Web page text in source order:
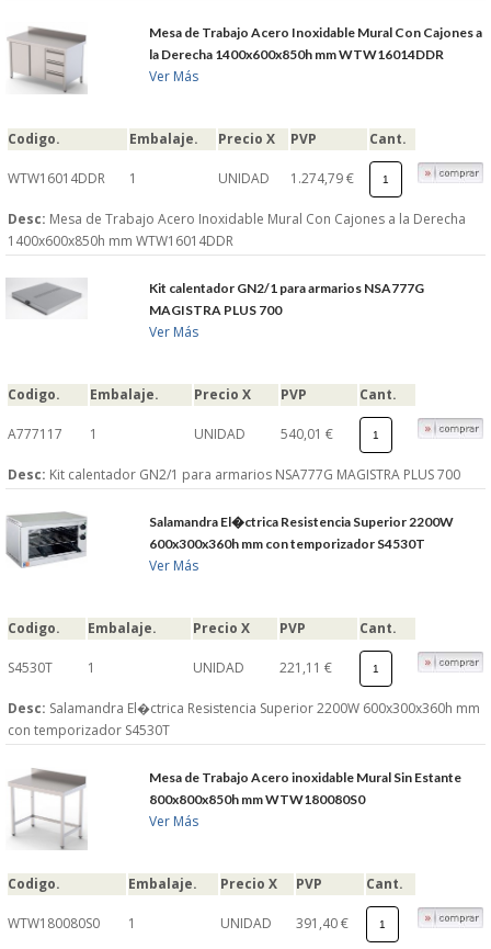
AVISO LEGAL
NOTICIAS
S�GUENOS EN
FACEBOOK
TWITTER
TODOS LOS DERECHOS RESERVADOS
Mesa de Trabajo Acero Inoxidable Mural Con Cajones a
la Derecha 1400x600x850h mm WTW16014DDR
Ver Más
Codigo. Embalaje. Precio X PVP Cant.
WTW16014DDR 1 UNIDAD 1.274,79 €
Desc: Mesa de Trabajo Acero Inoxidable Mural Con Cajones a la Derecha
1400x600x850h mm WTW16014DDR
Kit calentador GN2/1 para armarios NSA777G
MAGISTRA PLUS 700
Ver Más
Codigo. Embalaje. Precio X PVP Cant.
A777117 1 UNIDAD 540,01 €
Desc: Kit calentador GN2/1 para armarios NSA777G MAGISTRA PLUS 700
Salamandra El�ctrica Resistencia Superior 2200W
600x300x360h mm con temporizador S4530T
Ver Más
Codigo. Embalaje. Precio X PVP Cant.
S4530T 1 UNIDAD 221,11 €
Desc: Salamandra El�ctrica Resistencia Superior 2200W 600x300x360h mm
con temporizador S4530T
Mesa de Trabajo Acero inoxidable Mural Sin Estante
800x800x850h mm WTW180080S0
Ver Más
Codigo. Embalaje. Precio X PVP Cant.
WTW180080S0 1 UNIDAD 391,40 €